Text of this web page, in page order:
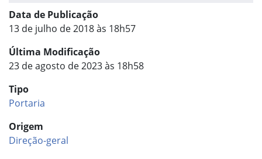
Data de Publicação
13 de julho de 2018 às 18h57
Última Modificação
23 de agosto de 2023 às 18h58
Tipo
Portaria
Origem
Direção-geral